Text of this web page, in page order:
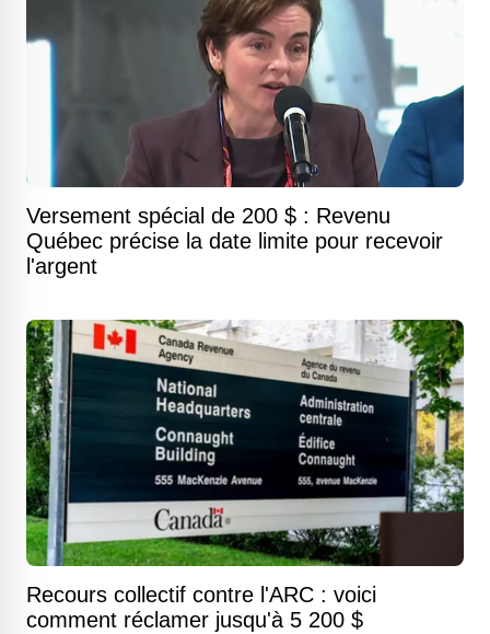
Versement spécial de 200 $ : Revenu
Québec précise la date limite pour recevoir
l'argent
Recours collectif contre l'ARC : voici
comment réclamer jusqu'à 5 200 $